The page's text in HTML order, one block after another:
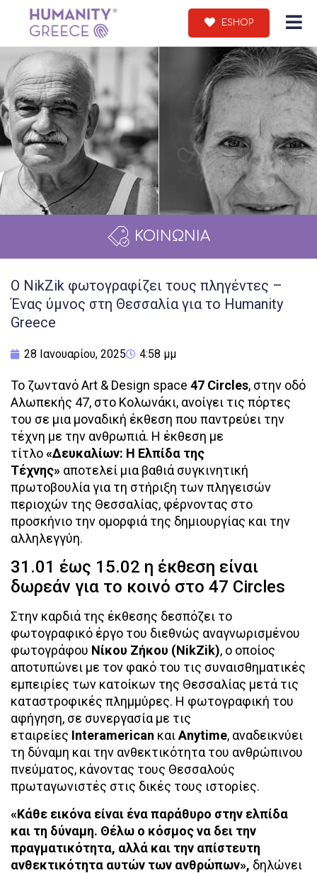
ESHOP
ΚΟΙΝΩΝΙΑ
Ο NikZik φωτογραφίζει τους πληγέντες –
Ένας ύμνος στη Θεσσαλία για το Humanity
Greece
28 Ιανουαρίου, 2025 4:58 μμ
Το ζωντανό Art & Design space 47 Circles, στην οδό
Αλωπεκής 47, στο Κολωνάκι, ανοίγει τις πόρτες
του σε μια μοναδική έκθεση που παντρεύει την
τέχνη με την ανθρωπιά. Η έκθεση με
τίτλο«Δευκαλίων: Η Ελπίδα της
Τέχνης» αποτελεί μια βαθιά συγκινητική
πρωτοβουλία για τη στήριξη των πληγεισών
περιοχών της Θεσσαλίας, φέρνοντας στο
προσκήνιο την ομορφιά της δημιουργίας και την
αλληλεγγύη.
31.01 έως 15.02 η έκθεση είναι
δωρεάν για το κοινό στο 47 Circles
Στην καρδιά της έκθεσης δεσπόζει το
φωτογραφικό έργο του διεθνώς αναγνωρισμένου
φωτογράφου Νίκου Ζήκου (NikZik), ο οποίος
αποτυπώνει με τον φακό του τις συναισθηματικές
εμπειρίες των κατοίκων της Θεσσαλίας μετά τις
καταστροφικές πλημμύρες. Η φωτογραφική του
αφήγηση, σε συνεργασία με τις
εταιρείες Interamerican καιAnytime, αναδεικνύει
τη δύναμη και την ανθεκτικότητα του ανθρώπινου
πνεύματος, κάνοντας τους Θεσσαλούς
πρωταγωνιστές στις δικές τους ιστορίες.
«Κάθε εικόνα είναι ένα παράθυρο στην ελπίδα
και τη δύναμη. Θέλω ο κόσμος να δει την
πραγματικότητα, αλλά και την απίστευτη
ανθεκτικότητα αυτών των ανθρώπων», δηλώνει